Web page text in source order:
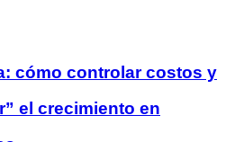
cómo controlar costos y
el crecimiento en